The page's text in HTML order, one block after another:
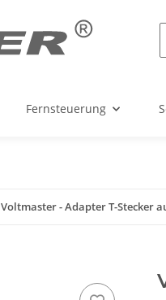
Fernsteuerung
Voltmaster - Adapter T-Stecker